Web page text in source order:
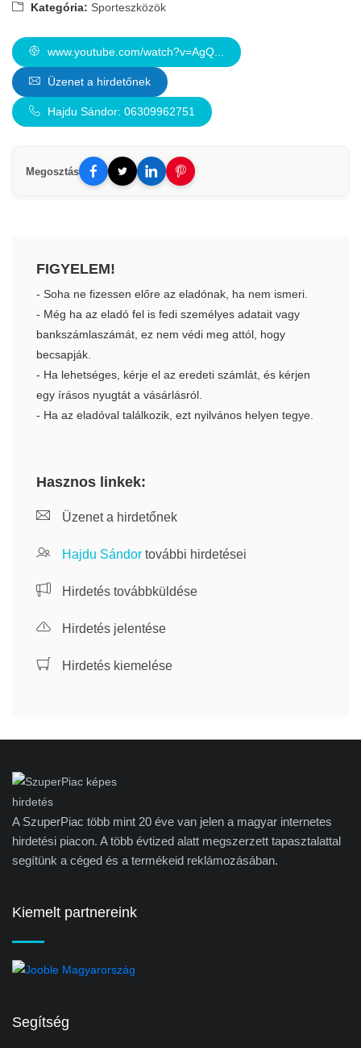
Kategória: Sporteszközök
www.youtube.com/watch?v=AgQ...
Üzenet a hirdetőnek
Hajdu Sándor: 06309962751
Megosztás
FIGYELEM!
- Soha ne fizessen előre az eladónak, ha nem ismeri.
- Még ha az eladó fel is fedi személyes adatait vagy
bankszámlaszámát, ez nem védi meg attól, hogy
becsapják.
- Ha lehetséges, kérje el az eredeti számlát, és kérjen
egy írásos nyugtát a vásárlásról.
- Ha az eladóval találkozik, ezt nyilvános helyen tegye.
Hasznos linkek:
Üzenet a hirdetőnek
Hajdu Sándor további hirdetései
Hirdetés továbbküldése
Hirdetés jelentése
Hirdetés kiemelése
A SzuperPiac több mint 20 éve van jelen a magyar internetes
hirdetési piacon. A több évtized alatt megszerzett tapasztalattal
segítünk a céged és a termékeid reklámozásában.
Kiemelt partnereink
Segítség